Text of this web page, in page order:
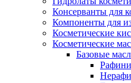
Консерванты для
Компоненты для
Косметические
Косметические
Базовые